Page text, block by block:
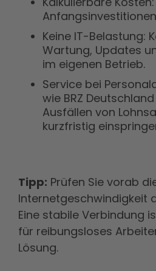
Keine IT-Belastung:
Wartung, Updates
im eigenen Betrieb.
Service bei
wie BRZ
Ausfällen von
kurzfristig
Tipp: Prüfen Sie vorab
Internetgeschwindigkeit
Eine stabile Verbindung
für reibungsloses
Lösung.